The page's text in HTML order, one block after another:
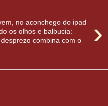
›
no aconchego do ipad
os olhos e balbucia:
combina com o